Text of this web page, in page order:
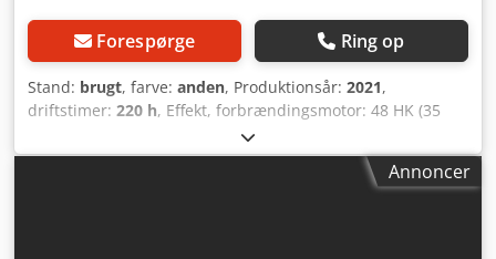
Forespørge Ring op
Stand: brugt, farve: anden, Produktionsår: 2021,
driftstimer: 220 h, Effekt, forbrændingsmotor: 48 HK (35
kW) Totalvægt (GVW): 2.700 kg Motormærke: Kubota
Løftekapacitet: 3.100 kg CE-mærket: ja Serienummer:
2860612 Maskiner til salg! Gennemse vores hjemmeside
Annoncer